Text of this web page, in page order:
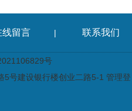
线留言 | 联系我们
号
5号建设银行楼创业二路5-1 管理登